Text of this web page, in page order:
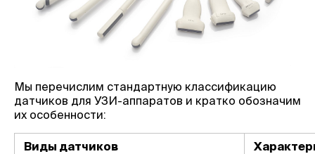
Мы перечислим стандартную классификацию
датчиков для УЗИ-аппаратов и кратко обозначим
их особенности:
Виды датчиков